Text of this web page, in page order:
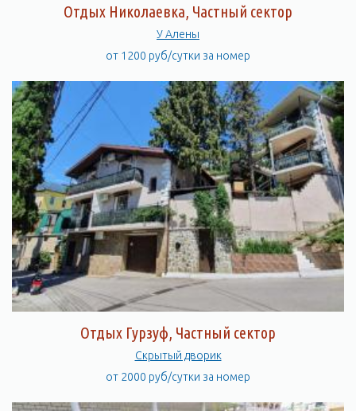
Отдых Николаевка, Частный сектор
У Алены
от 1200 руб/сутки за номер
Отдых Гурзуф, Частный сектор
Скрытый дворик
от 2000 руб/сутки за номер